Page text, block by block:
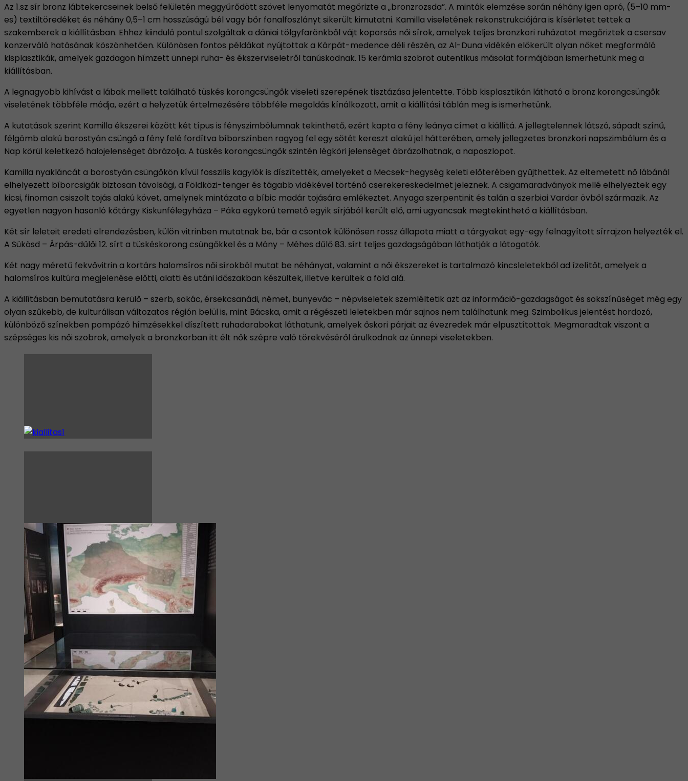
Az 1.sz sír bronz lábtekercseinek belső felületén meggyűrődött szövet lenyomatát megőrizte a „bronzrozsda”. A minták elemzése során néhány igen apró, (5–10 mm-
es) textiltöredéket és néhány 0,5–1 cm hosszúságú bél vagy bőr fonalfoszlányt sikerült kimutatni. Kamilla viseletének rekonstrukciójára is kísérletet tettek a
szakemberek a kiállításban. Ehhez kiinduló pontul szolgáltak a dániai tölgyfarönkből vájt koporsós női sírok, amelyek teljes bronzkori ruházatot megőriztek a csersav
konzerváló hatásának köszönhetően. Különösen fontos példákat nyújtottak a Kárpát-medence déli részén, az Al-Duna vidékén előkerült olyan nőket megformáló
kisplasztikák, amelyek gazdagon hímzett ünnepi ruha- és ékszerviseletről tanúskodnak. 15 kerámia szobrot autentikus másolat formájában ismerhetünk meg a
kiállításban.
A legnagyobb kihívást a lábak mellett található tüskés korongcsüngők viseleti szerepének tisztázása jelentette. Több kisplasztikán látható a bronz korongcsüngők
viseletének többféle módja, ezért a helyzetük értelmezésére többféle megoldás kínálkozott, amit a kiállítási táblán meg is ismerhetünk.
A kutatások szerint Kamilla ékszerei között két típus is fényszimbólumnak tekinthető, ezért kapta a fény leánya címet a kiállítá. A jellegtelennek látszó, sápadt színű,
félgömb alakú borostyán csüngő a fény felé fordítva bíborszínben ragyog fel egy sötét kereszt alakú jel hátterében, amely jellegzetes bronzkori napszimbólum és a
Nap körül keletkező halojelenséget ábrázolja. A tüskés korongcsüngők szintén légköri jelenséget ábrázolhatnak, a naposzlopot.
Kamilla nyakláncát a borostyán csüngőkön kívül fosszilis kagylók is díszítették, amelyeket a Mecsek-hegység keleti előterében gyűjthettek. Az eltemetett nő lábánál
elhelyezett bíborcsigák biztosan távolsági, a Földközi-tenger és tágabb vidékével történő cserekereskedelmet jeleznek. A csigamaradványok mellé elhelyeztek egy
kicsi, finoman csiszolt tojás alakú követ, amelynek mintázata a bíbic madár tojására emlékeztet. Anyaga szerpentinit és talán a szerbiai Vardar övből származik. Az
egyetlen nagyon hasonló kőtárgy Kiskunfélegyháza – Páka egykorú temető egyik sírjából került elő, ami ugyancsak megtekinthető a kiállításban.
Két sír leleteit eredeti elrendezésben, külön vitrinben mutatnak be, bár a csontok különösen rossz állapota miatt a tárgyakat egy-egy felnagyított sírrajzon helyezték el.
A Sükösd – Árpás-dűlői 12. sírt a tüskéskorong csüngőkkel és a Mány – Méhes dűlő 83. sírt teljes gazdagságában láthatják a látogatók.
Két nagy méretű fekvővitrin a kortárs halomsíros női sírokból mutat be néhányat, valamint a női ékszereket is tartalmazó kincsleletekből ad ízelítőt, amelyek a
halomsíros kultúra megjelenése előtti, alatti és utáni időszakban készültek, illetve kerültek a föld alá.
A kiállításban bemutatásra kerülő – szerb, sokác, érsekcsanádi, német, bunyevác – népviseletek szemléltetik azt az információ-gazdagságot és sokszínűséget még egy
olyan szűkebb, de kulturálisan változatos régión belül is, mint Bácska, amit a régészeti leletekben már sajnos nem találhatunk meg. Szimbolikus jelentést hordozó,
különböző színekben pompázó hímzésekkel díszített ruhadarabokat láthatunk, amelyek őskori párjait az évezredek már elpusztítottak. Megmaradtak viszont a
szépséges kis női szobrok, amelyek a bronzkorban itt élt nők szépre való törekvéséről árulkodnak az ünnepi viseletekben.